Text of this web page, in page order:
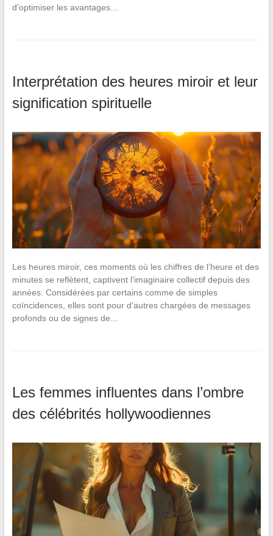
d’optimiser les avantages…
Interprétation des heures miroir et leur
signification spirituelle
Les heures miroir, ces moments où les chiffres de l’heure et des
minutes se reflètent, captivent l’imaginaire collectif depuis des
années. Considérées par certains comme de simples
coïncidences, elles sont pour d’autres chargées de messages
profonds ou de signes de…
Les femmes influentes dans l’ombre
des célébrités hollywoodiennes